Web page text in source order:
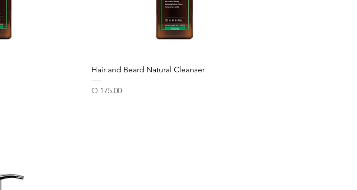
Hair and Beard Natural Cleanser
Precio
Q 175.00